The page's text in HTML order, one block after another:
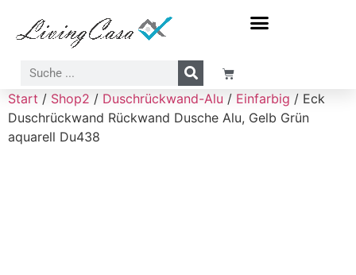
Start / Shop2 / Duschrückwand-Alu / Einfarbig / Eck
Duschrückwand Rückwand Dusche Alu, Gelb Grün
aquarell Du438